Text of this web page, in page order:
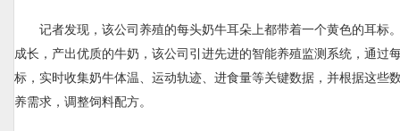
记者发现，该公司养殖的每头奶牛耳朵上都带着一个黄色的耳标
成长，产出优质的牛奶，该公司引进先进的智能养殖监测系统，通过
标，实时收集奶牛体温、运动轨迹、进食量等关键数据，并根据这些
养需求，调整饲料配方。